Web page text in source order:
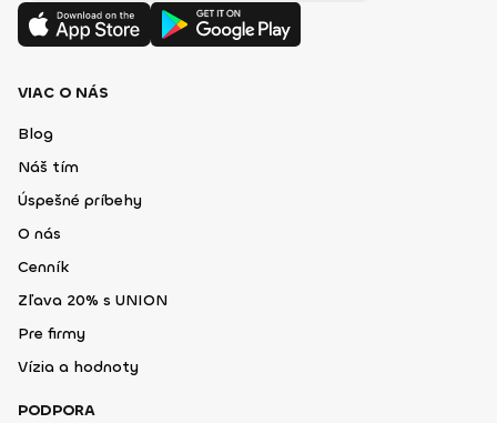
VIAC O NÁS
Blog
Náš tím
Úspešné príbehy
O nás
Cenník
Zľava 20% s UNION
Pre firmy
Vízia a hodnoty
PODPORA